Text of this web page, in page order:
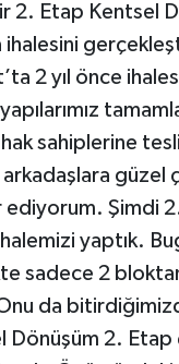
2. Etap Kentsel
ihalesini
2 yıl önce
hak sahiplerine
güzel
ediyorum. Şimdi
yaptık.
sadece 2
da
Dönüşüm 2. Etap